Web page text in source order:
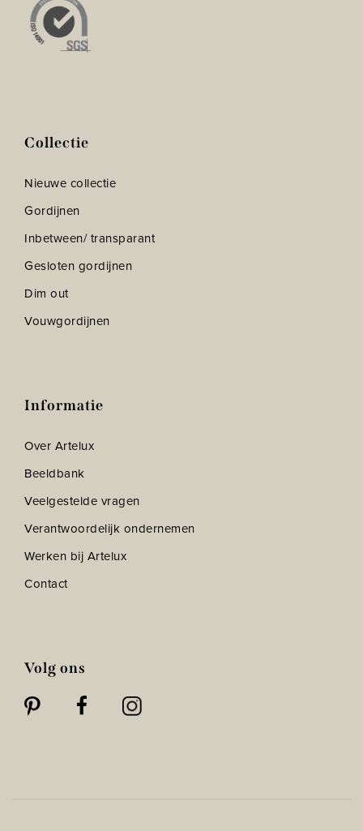
Collectie
Nieuwe collectie
Gordijnen
Inbetween/ transparant
Gesloten gordijnen
Dim out
Vouwgordijnen
Informatie
Over Artelux
Beeldbank
Veelgestelde vragen
Verantwoordelijk ondernemen
Werken bij Artelux
Contact
Volg ons